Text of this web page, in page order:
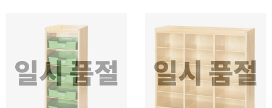
일시 품절 일시 품절